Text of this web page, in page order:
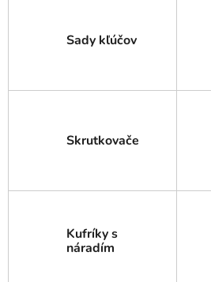
Sady kľúčov
Skrutkovače
Kufríky s
náradím